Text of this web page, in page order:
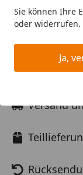
Sie können Ihre
oder widerrufen.
Ja,
Bestellung
zooBonus
Versand